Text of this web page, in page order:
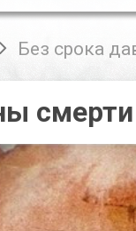
Без срока